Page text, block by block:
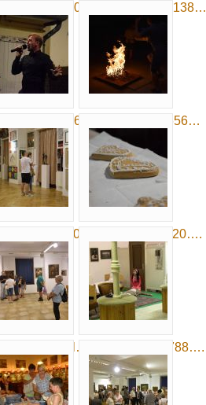
191810_DSG_0138…
20220626_001656…
x2021_DSC_0020….
y2019_DSCN9788….